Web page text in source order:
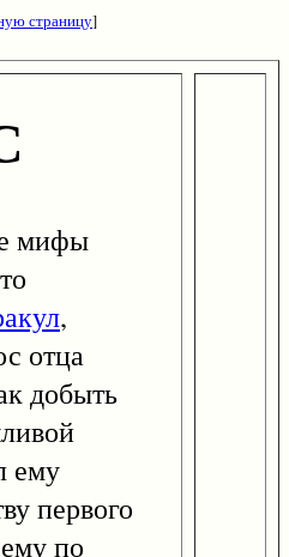
страницу]
мифы
,
отца
добыть
ему
первого
по